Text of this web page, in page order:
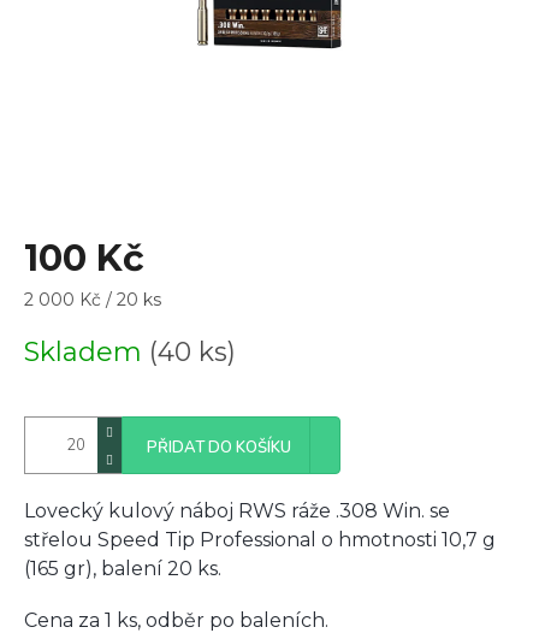
100 Kč
Měrná
2 000 Kč / 20 ks
Skladem (40 ks)
PŘIDAT DO KOŠÍKU
Lovecký kulový náboj RWS ráže .308 Win. se
střelou Speed Tip Professional o hmotnosti 10,7 g
(165 gr), balení 20 ks.
Cena za 1 ks, odběr po baleních.